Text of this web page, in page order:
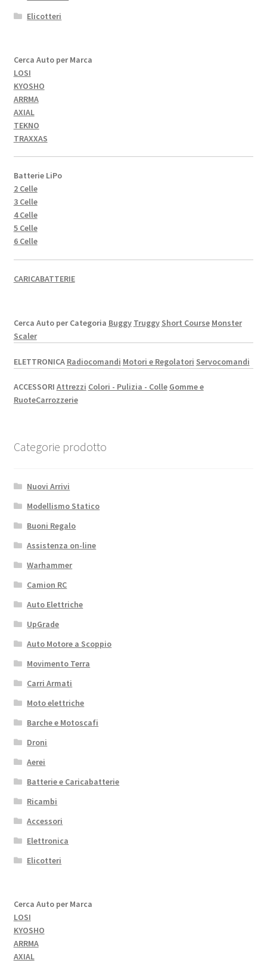
Elicotteri
Cerca Auto per Marca
LOSI
KYOSHO
ARRMA
AXIAL
TEKNO
TRAXXAS
Batterie LiPo
2 Celle
3 Celle
4 Celle
5 Celle
6 Celle
CARICABATTERIE
Cerca Auto per Categoria Buggy Truggy Short Course Monster
Scaler
ELETTRONICA Radiocomandi Motori e Regolatori Servocomandi
ACCESSORI Attrezzi Colori - Pulizia - Colle Gomme e
RuoteCarrozzerie
Categorie prodotto
Nuovi Arrivi
Modellismo Statico
Buoni Regalo
Assistenza on-line
Warhammer
Camion RC
Auto Elettriche
UpGrade
Auto Motore a Scoppio
Movimento Terra
Carri Armati
Moto elettriche
Barche e Motoscafi
Droni
Aerei
Batterie e Caricabatterie
Ricambi
Accessori
Elettronica
Elicotteri
Cerca Auto per Marca
LOSI
KYOSHO
ARRMA
AXIAL